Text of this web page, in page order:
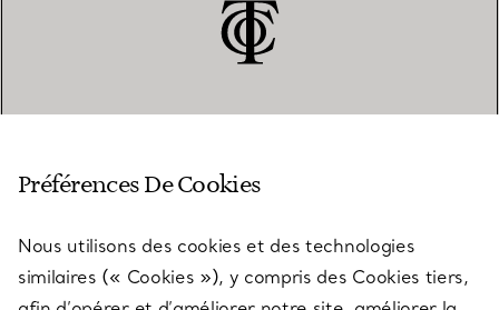
SERVICES
Préférences De Cookies
Nous utilisons des cookies et des technologies
similaires (« Cookies »), y compris des Cookies tiers,